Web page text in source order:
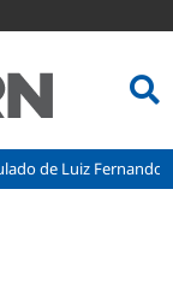
Fernando pelo ABC